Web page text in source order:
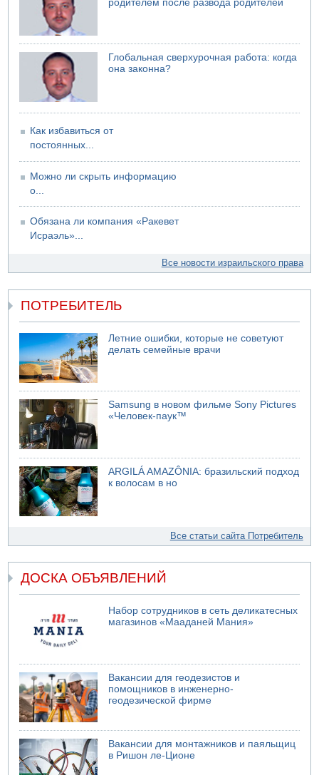
Саудовская Аравия сообщает о нападении хуситов
родителем после развода родителей
Глобальная сверхурочная работа: когда
она законна?
Как избавиться от
постоянных...
Можно ли скрыть информацию
о...
Обязана ли компания «Ракевет
Исраэль»...
Все новости израильского права
ПОТРЕБИТЕЛЬ
Летние ошибки, которые не советуют
делать семейные врачи
Samsung в новом фильме Sony Pictures
«Человек-паук™
ARGILÁ AMAZÔNIA: бразильский подход
к волосам в но
Все статьи сайта Потребитель
ДОСКА ОБЪЯВЛЕНИЙ
Набор сотрудников в сеть деликатесных
магазинов «Мааданей Мания»
Вакансии для геодезистов и
помощников в инженерно-
геодезической фирме
Вакансии для монтажников и паяльщиц
в Ришон ле-Ционе